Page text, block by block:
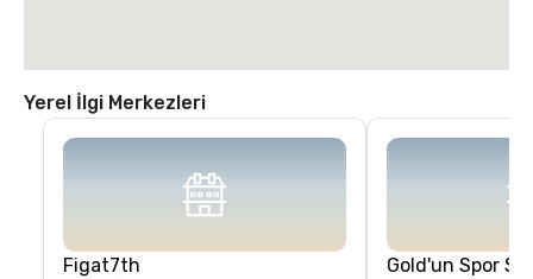
Yerel İlgi Merkezleri
Figat7th Gold'un Spor